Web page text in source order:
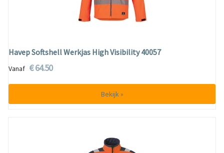
Havep Softshell Werkjas High Visibility 40057
Vanaf € 64.50
Bekijk »